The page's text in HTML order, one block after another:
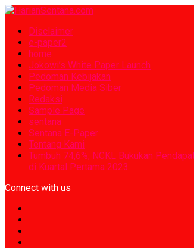
Disclaimer
e-paper2
home
Jokowi’s White Paper Launch
Pedoman Kebijakan
Pedoman Media Siber
Redaksi
Sample Page
sentana
Sentana E-Paper
Tentang Kami
Tumbuh 74,6%, NCKL Bukukan
di Kuartal Pertama 2023
Connect with us